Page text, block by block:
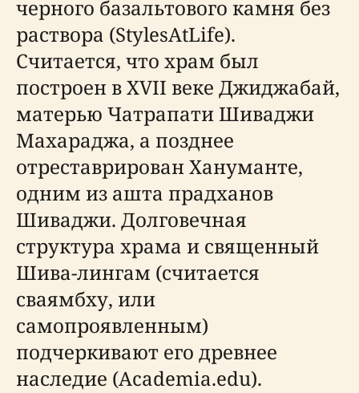
черного базальтового камня без
раствора (StylesAtLife).
Считается, что храм был
построен в XVII веке Джиджабай,
матерью Чатрапати Шиваджи
Махараджа, а позднее
отреставрирован Хануманте,
одним из ашта прадханов
Шиваджи. Долговечная
структура храма и священный
Шива-лингам (считается
сваямбху, или
самопроявленным)
подчеркивают его древнее
наследие (Academia.edu).